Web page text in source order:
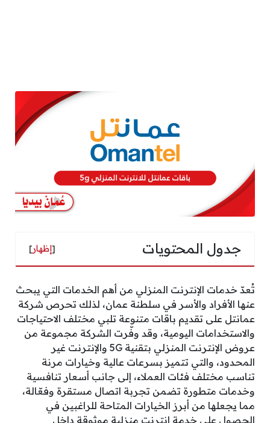
جدول المحتويات [إظهار]
تُعدّ خدمات الإنترنت المنزلي من أهم الخدمات التي يبحث
عنها الأفراد والأسر في سلطنة عمان، لذلك تحرص شركة
عمانتل على تقديم باقات متنوعة تلبي مختلف الاحتياجات
والاستخدامات اليومية، وقد وفّرت الشركة مجموعة من
عروض الإنترنت المنزلي بتقنية 5G والإنترنت غير
المحدود، والتي تتميز بسرعات عالية وخيارات مرنة
تناسب مختلف فئات العملاء، إلى جانب أسعار تنافسية
وخدمات متطورة تضمن تجربة اتصال مستقرة وفعّالة،
مما يجعلها من أبرز الخيارات المتاحة للراغبين في
الحصول على خدمة إنترنت منزلية موثوقة داخل